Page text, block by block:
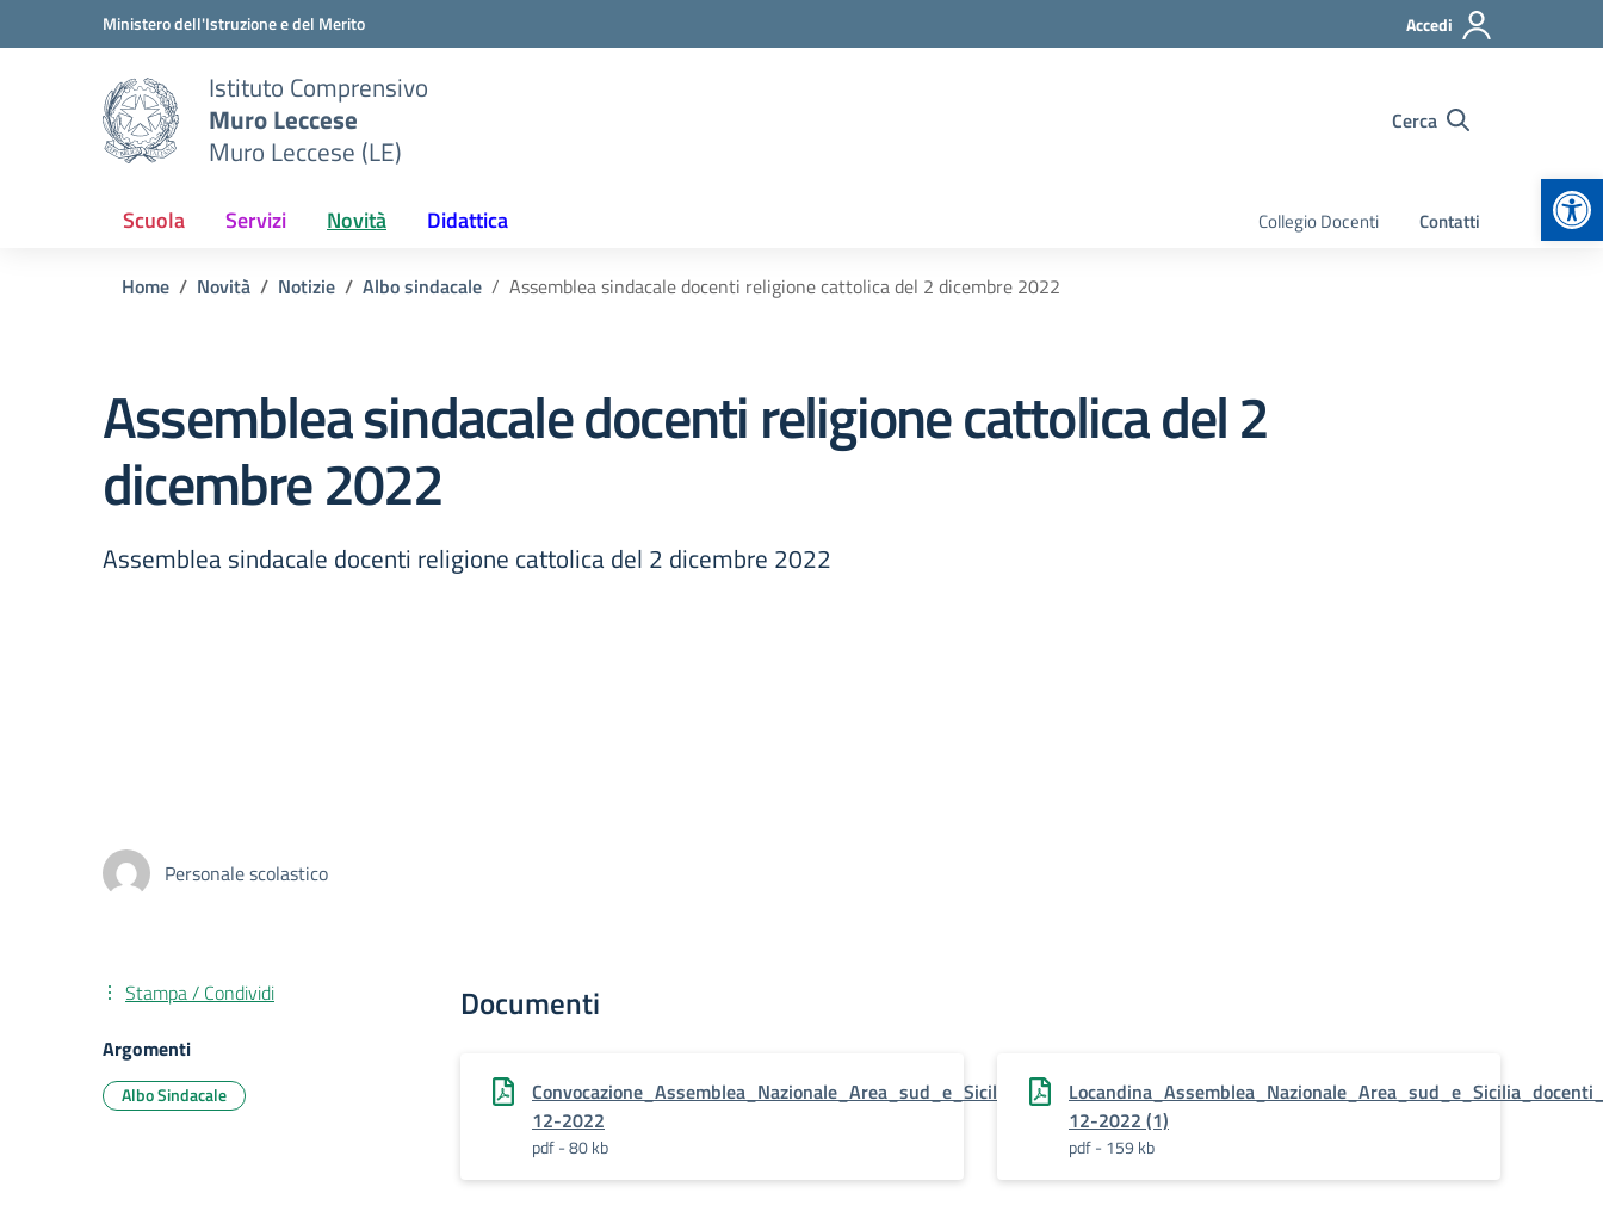
Vai ai contenuti
Vai al menu di navigazioneMinistero dell'Istruzione e del Merito Accedi
Istituto Comprensivo
Muro Leccese
Muro Leccese (LE)
Cerca
Scuola Servizi Novità Didattica Collegio Docenti Contatti
Home Novità Notizie Albo sindacale Assemblea sindacale docenti religione cattolica del 2 dicembre 2022
Assemblea sindacale docenti religione cattolica del 2
dicembre 2022
Assemblea sindacale docenti religione cattolica del 2 dicembre 2022
Personale scolastico
Documenti
Convocazione_Assemblea_Nazionale_Area_sud_e_Sicilia_docenti_IRC_02-
12-2022
pdf - 80 kb
12-2022 (1)
pdf - 159 kb
Stampa / Condividi
Argomenti
Albo Sindacale